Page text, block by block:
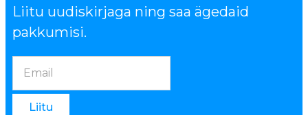
Liitu uudiskirjaga ning saa ägedaid
pakkumisi.
Liitu